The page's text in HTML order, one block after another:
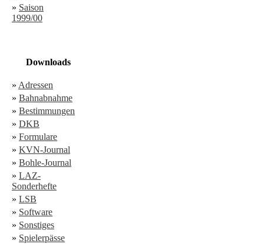
» Saison
1999/00
Downloads
» Adressen
» Bahnabnahme
» Bestimmungen
» DKB
» Formulare
» KVN-Journal
» Bohle-Journal
» LAZ-
Sonderhefte
» LSB
» Software
» Sonstiges
» Spielerpässe